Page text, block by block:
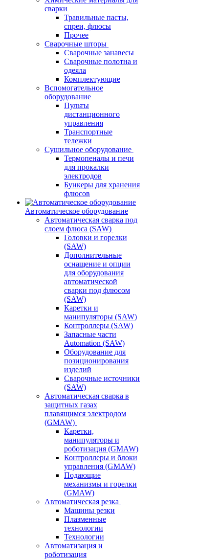
сварки
Травильные пасты,
спреи, флюсы
Прочее
Сварочные шторы
Сварочные занавесы
Сварочные полотна и
одеяла
Комплектующие
Вспомогательное
оборудование
Пульты
дистанционного
управления
Транспортные
тележки
Сушильное оборудование
Термопеналы и печи
для прокалки
электродов
Бункеры для хранения
флюсов
Автоматическое оборудование
Автоматическая сварка под
слоем флюса (SAW)
Головки и горелки
(SAW)
Дополнительные
оснащение и опции
для оборудования
автоматической
сварки под флюсом
(SAW)
Каретки и
манипуляторы (SAW)
Контроллеры (SAW)
Запасные части
Automation (SAW)
Оборудование для
позиционирования
изделий
Сварочные источники
(SAW)
Автоматическая сварка в
защитных газах
плавящимся электродом
(GMAW)
Каретки,
манипуляторы и
роботизация (GMAW)
Контроллеры и блоки
управления (GMAW)
Подающие
механизмы и горелки
(GMAW)
Автоматическая резка
Машины резки
Плазменные
технологии
Технологии
Автоматизация и
роботизация